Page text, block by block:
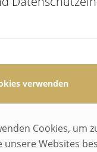
verwenden
Cookies, um
unsere Websites
Black-